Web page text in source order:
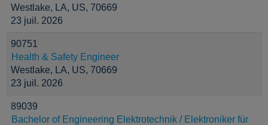
Westlake, LA, US, 70669
23 juil. 2026
90751
Health & Safety Engineer
Westlake, LA, US, 70669
23 juil. 2026
89039
Bachelor of Engineering Elektrotechnik / Elektroniker für